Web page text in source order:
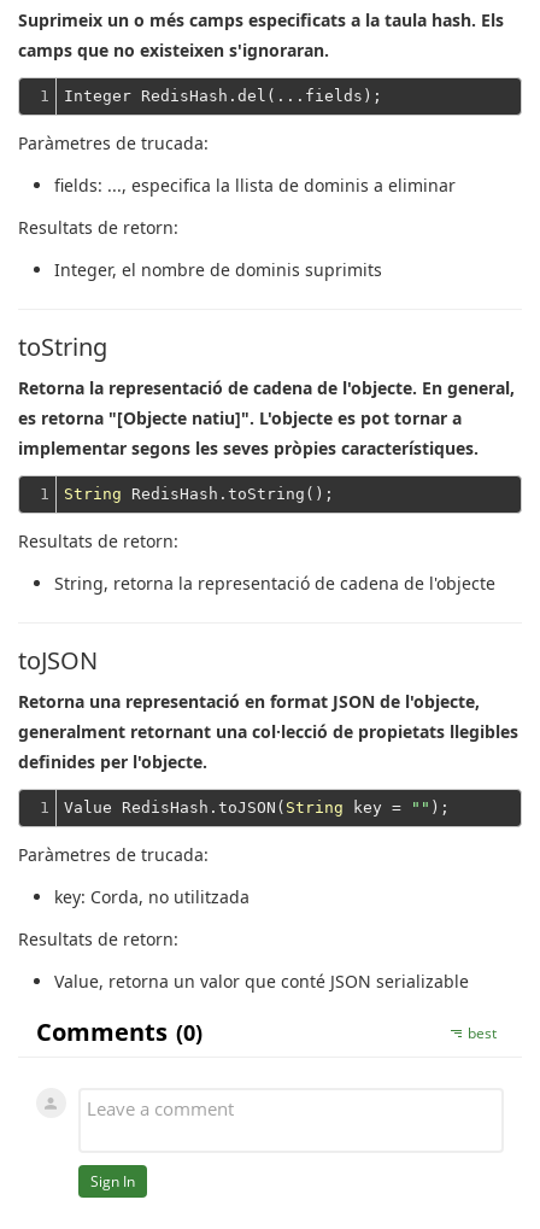
Suprimeix un o més camps especificats a la taula hash. Els
camps que no existeixen s'ignoraran.
1
Paràmetres de trucada:
fields: ..., especifica la llista de dominis a eliminar
Resultats de retorn:
Integer, el nombre de dominis suprimits
toString
Retorna la representació de cadena de l'objecte. En general,
es retorna "[Objecte natiu]". L'objecte es pot tornar a
implementar segons les seves pròpies característiques.
1 String
Resultats de retorn:
String, retorna la representació de cadena de l'objecte
toJSON
Retorna una representació en format JSON de l'objecte,
generalment retornant una col·lecció de propietats llegibles
definides per l'objecte.
1 Value RedisHash.toJSON( String key = ""
Paràmetres de trucada:
key: Corda, no utilitzada
Resultats de retorn:
Value, retorna un valor que conté JSON serializable